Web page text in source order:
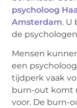
psycholoog
Amsterdam. U
de
Mensen
een
tijdperk vaak
burn-out komt
voor. De burn-